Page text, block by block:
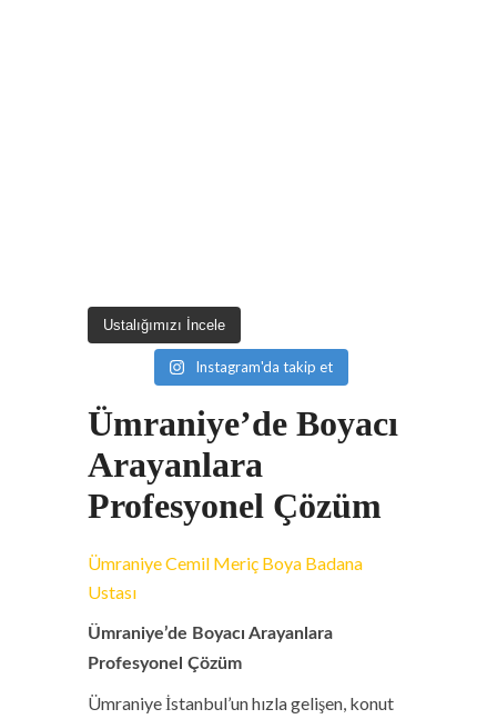
Ustalığımızı İncele
Instagram'da takip et
Ümraniye’de Boyacı
Arayanlara
Profesyonel Çözüm
Ümraniye Cemil Meriç Boya Badana
Ustası
Ümraniye’de Boyacı Arayanlara
Profesyonel Çözüm
Ümraniye İstanbul’un hızla gelişen, konut